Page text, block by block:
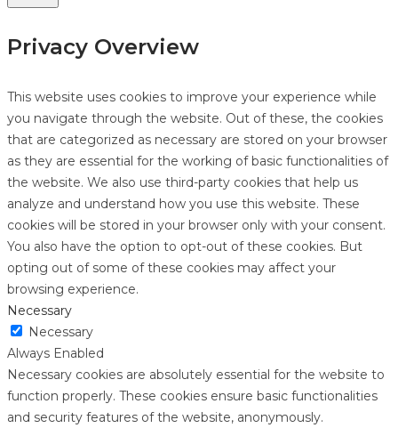
Privacy Overview
This website uses cookies to improve your experience while
you navigate through the website. Out of these, the cookies
that are categorized as necessary are stored on your browser
as they are essential for the working of basic functionalities of
the website. We also use third-party cookies that help us
analyze and understand how you use this website. These
cookies will be stored in your browser only with your consent.
You also have the option to opt-out of these cookies. But
opting out of some of these cookies may affect your
browsing experience.
Necessary
Necessary
Always Enabled
Necessary cookies are absolutely essential for the website to
function properly. These cookies ensure basic functionalities
and security features of the website, anonymously.